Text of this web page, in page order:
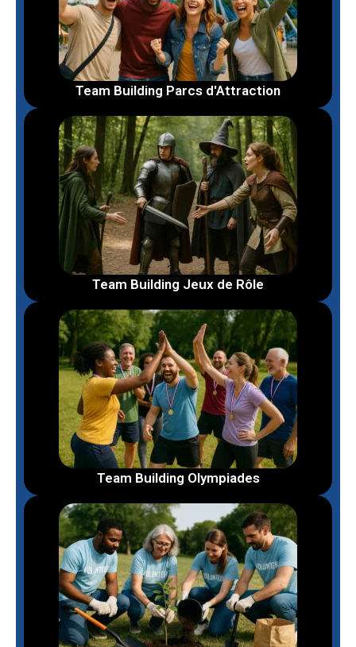
Team Building Parcs d'Attraction
Team Building Jeux de Rôle
Team Building Olympiades